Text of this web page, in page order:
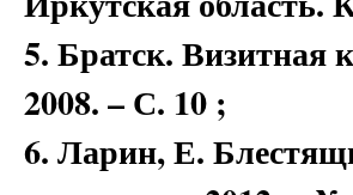
5. Братск. Визитная
2008. – С. 10 ;
6. Ларин, Е.